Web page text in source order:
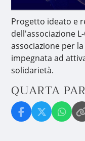
Progetto ideato e
dell'associazione
associazione per
impegnata ad
solidarietà.
QUARTA